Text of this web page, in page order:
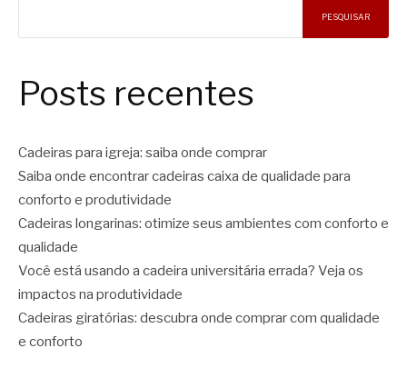
PESQUISAR
Posts recentes
Cadeiras para igreja: saiba onde comprar
Saiba onde encontrar cadeiras caixa de qualidade para
conforto e produtividade
Cadeiras longarinas: otimize seus ambientes com conforto e
qualidade
Você está usando a cadeira universitária errada? Veja os
impactos na produtividade
Cadeiras giratórias: descubra onde comprar com qualidade
e conforto